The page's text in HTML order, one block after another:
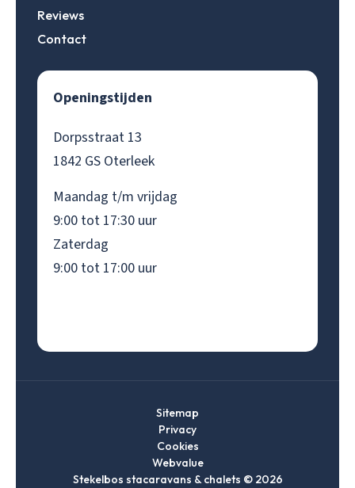
Reviews
Contact
Openingstijden
Dorpsstraat 13
1842 GS Oterleek
Maandag t/m vrijdag
9:00 tot 17:30 uur
Zaterdag
9:00 tot 17:00 uur
Stekelbos stacaravans & chalets © 2026
Sitemap
Privacy
Cookies
Webvalue